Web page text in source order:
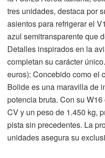
tres unidades, destaca por
asientos para refrigerar el
azul semitransparente que
Detalles inspirados en la
completan su carácter
euros): Concebido como el
Bolide es una maravilla de
potencia bruta. Con su
CV y un peso de 1.450 kg,
pista sin precedentes. La
unidades asegura su